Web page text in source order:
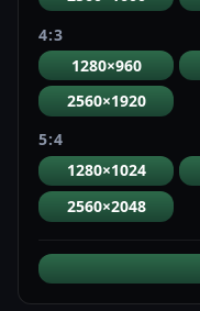
4:3
1280×960
2560×1920
5:4
1280×1024
2560×2048